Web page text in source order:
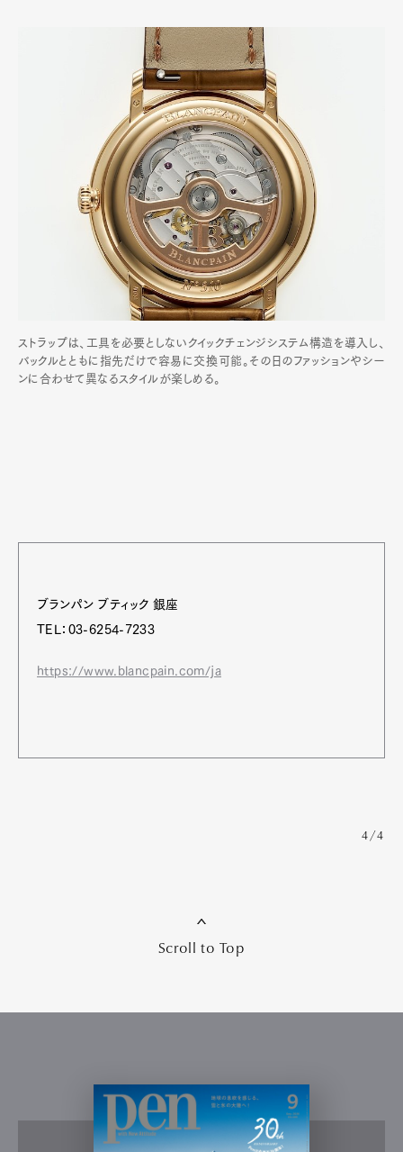
ストラップは、工具を必要としないクイックチェンジシステム構造を導入し、
バックルとともに指先だけで容易に交換可能。その日のファッションやシー
ンに合わせて異なるスタイルが楽しめる。
ブランパン ブティック 銀座
TEL：03-6254-7233
https://www.blancpain.com/ja
4/4
Scroll to Top